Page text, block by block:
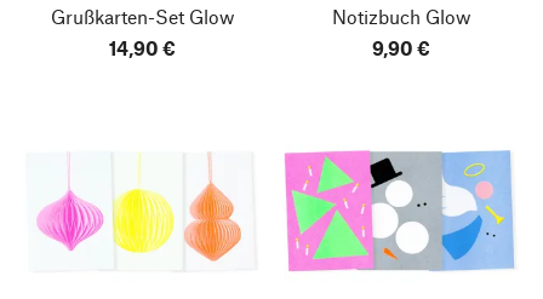
Grußkarten-Set Glow
14,90 €
Notizbuch Glow
9,90 €